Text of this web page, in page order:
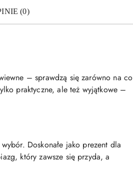
(0)
– sprawdzą się zarówno na co
praktyczne, ale też wyjątkowe –
Doskonałe jako prezent dla
który zawsze się przyda, a